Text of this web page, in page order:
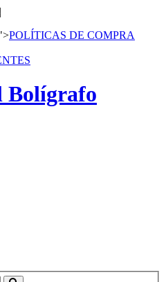
|
POLÍTICAS DE COMPRA